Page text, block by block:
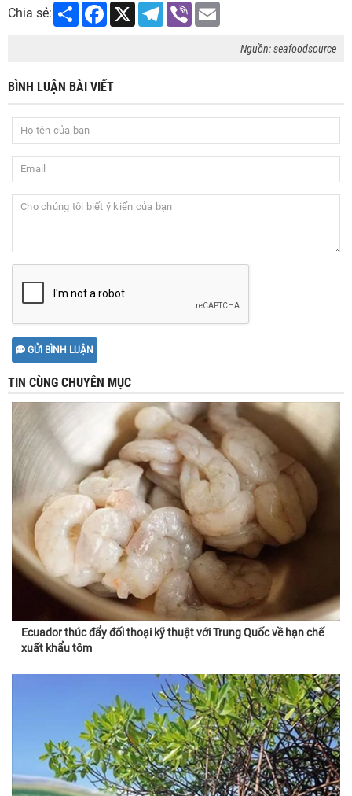
Chia sẻ:
Share Facebook
X Telegram
Viber
Nguồn: seafoodsource
BÌNH LUẬN BÀI VIẾT
GỬI BÌNH LUẬN
TIN CÙNG CHUYÊN MỤC
Ecuador thúc đẩy đối thoại kỹ thuật với Trung Quốc về hạn chế
xuất khẩu tôm